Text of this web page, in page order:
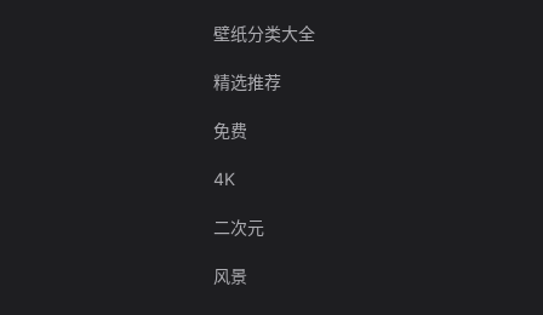
壁纸分类大全
精选推荐
免费
4K
二次元
风景